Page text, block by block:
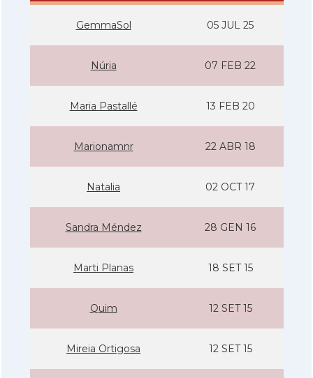
GemmaSol 05 JUL 25
Núria 07 FEB 22
Maria Pastallé 13 FEB 20
Marionamnr 22 ABR 18
Natalia 02 OCT 17
Sandra Méndez 28 GEN 16
Marti Planas 18 SET 15
Quim 12 SET 15
Mireia Ortigosa 12 SET 15